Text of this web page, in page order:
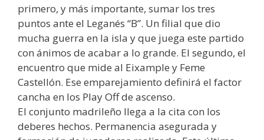
primero, y más importante, sumar los tres
puntos ante el Leganés “B”. Un filial que dio
mucha guerra en la isla y que juega este partido
con ánimos de acabar a lo grande. El segundo, el
encuentro que mide al Eixample y Feme
Castellón. Ese emparejamiento definirá el factor
cancha en los Play Off de ascenso.
El conjunto madrileño llega a la cita con los
deberes hechos. Permanencia asegurada y